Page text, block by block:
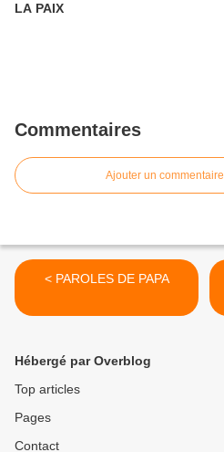
LA PAIX
Commentaires
Ajouter un commentaire
< PAROLES DE PAPA
Hébergé par Overblog
Top articles
Pages
Contact